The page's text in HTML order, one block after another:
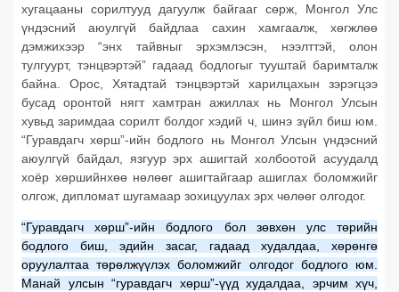
хугацааны сорилтууд дагуулж байгааг сөрж, Монгол Улс
үндэсний аюулгүй байдлаа сахин хамгаалж, хөгжлөө
дэмжихээр “энх тайвныг эрхэмлэсэн, нээлттэй, олон
тулгуурт, тэнцвэртэй” гадаад бодлогыг тууштай баримталж
байна. Орос, Хятадтай тэнцвэртэй харилцахын зэрэгцээ
бусад оронтой нягт хамтран ажиллах нь Монгол Улсын
хувьд заримдаа сорилт болдог хэдий ч, шинэ зүйл биш юм.
“Гуравдагч хөрш”-ийн бодлого нь Монгол Улсын үндэсний
аюулгүй байдал, язгуур эрх ашигтай холбоотой асуудалд
хоёр хөршийнхөө нөлөөг ашигтайгаар ашиглах боломжийг
олгож, дипломат шугамаар зохицуулах эрх чөлөөг олгодог.
“Гуравдагч хөрш”-ийн бодлого бол зөвхөн улс төрийн
бодлого биш, эдийн засаг, гадаад худалдаа, хөрөнгө
оруулалтаа төрөлжүүлэх боломжийг олгодог бодлого юм.
Манай улсын “гуравдагч хөрш”-үүд худалдаа, эрчим хүч,